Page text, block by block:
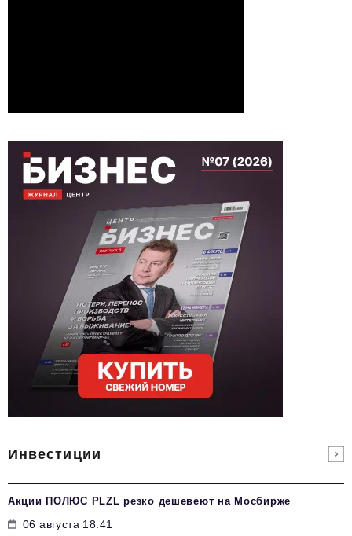
Инвестиции
Акции ПОЛЮС PLZL резко дешевеют на Мосбирже
06 августа 18:41